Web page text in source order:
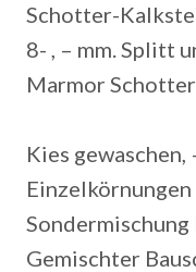
Schotter-
8- , – mm. Splitt
Marmor
Kies gewaschen,
Gemischter